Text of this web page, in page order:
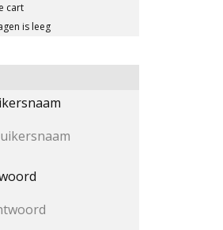
cart
is leeg